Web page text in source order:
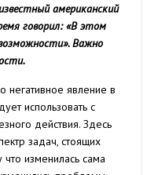
американский
говорил: «В этом
Важно
негативное явление в
использовать с
действия. Здесь
задач, стоящих
изменилась сама